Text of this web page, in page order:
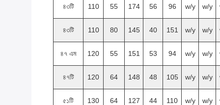
৪৩টি 110 55 174 56 96 w/y w/y
৪৩টি 110 80 145 40 151 w/y w/y
৪৭ এম 120 55 151 53 94 w/y w/y
৪৭টি 120 64 148 48 105 w/y w/y
৫১টি 130 64 127 44 110 w/y w/y